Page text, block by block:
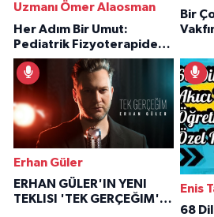
Uzmanı Ömer Alaosman
Her Adım Bir Umut:
Pediatrik Fizyoterapiden
İlham Veren Hikâyeler
Bir
Vakfın
Erhan Güler
ERHAN GÜLER'IN YENI
TEKLISI 'TEK GERÇEĞIM'LE
Enis
68